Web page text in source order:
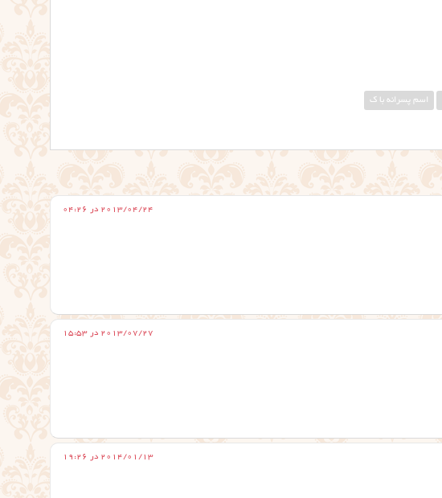
اسم پسرانه با ک
2013/04/24 در 04:26
2013/07/27 در 15:53
2014/01/13 در 19:26